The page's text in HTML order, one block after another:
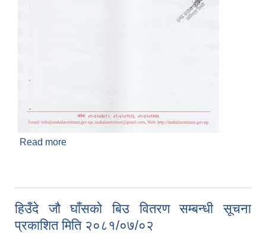
Read more
हिउँदे जौ घाँसको बिउ वितरण सम्बन्धी सूचना
प्रकाशित मिति २०८१/०७/०२